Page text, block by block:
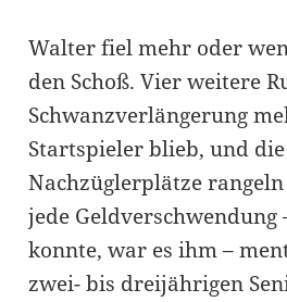
Walter fiel mehr oder
den Schoß. Vier weitere
Schwanzverlängerung
Startspieler blieb, und
Nachzüglerplätze
jede
konnte, war es ihm –
zwei- bis dreijährigen